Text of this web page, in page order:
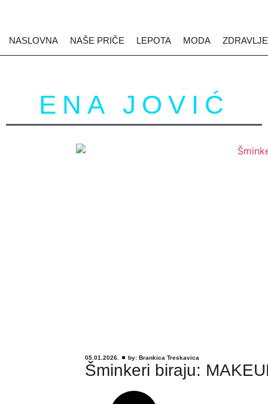
NASLOVNA NAŠE PRIČE LEPOTA MODA ZDRAVLJE
ENA JOVIĆ
05.01.2026. by: Brankica Treskavica
Šminkeri biraju: